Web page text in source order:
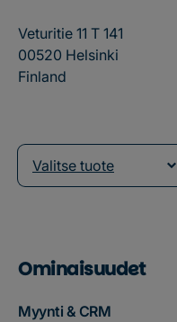
Veturitie 11 T 141
00520 Helsinki
Finland
Valitse tuote
Ominaisuudet
Myynti & CRM